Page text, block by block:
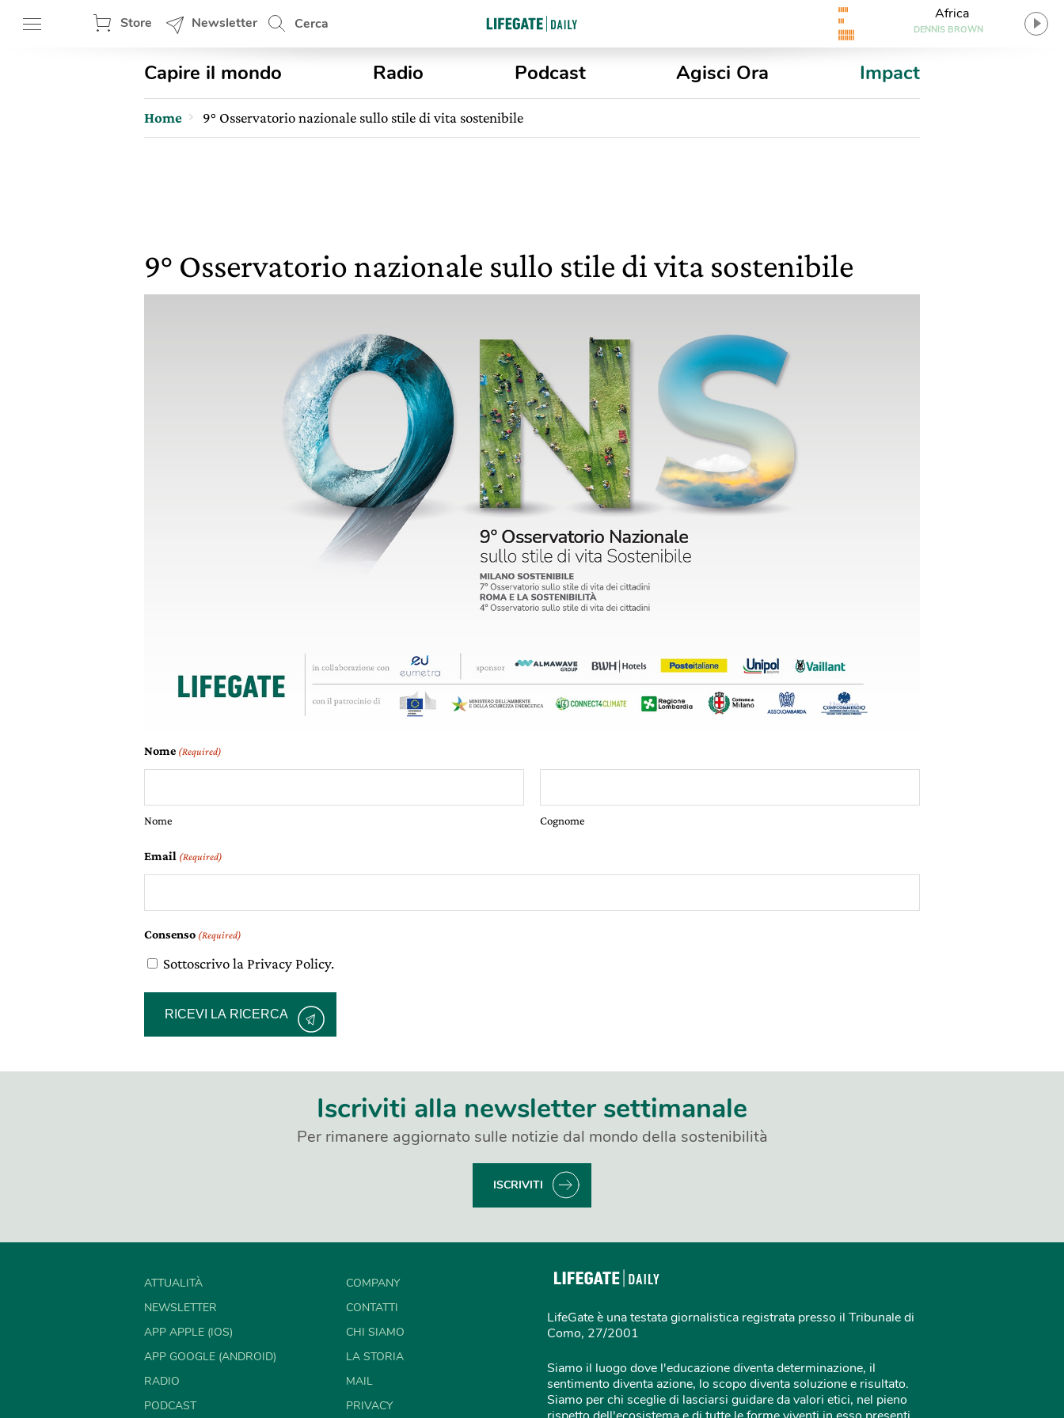
Store Newsletter Cerca
Africa
DENNIS BROWN
Capire il mondo Radio Podcast Agisci Ora Impact
Home 9° Osservatorio nazionale sullo stile di vita sostenibile
9° Osservatorio nazionale sullo stile di vita sostenibile
Nome (Required)
Nome Cognome
Email (Required)
Consenso (Required)
Sottoscrivo la Privacy Policy.
Iscriviti alla newsletter settimanale
Per rimanere aggiornato sulle notizie dal mondo della sostenibilità
ISCRIVITI
ATTUALITÀ
NEWSLETTER
APP APPLE (IOS)
APP GOOGLE (ANDROID)
RADIO
PODCAST
COMPANY
CONTATTI
CHI SIAMO
LA STORIA
MAIL
PRIVACY
LifeGate è una testata giornalistica registrata presso il Tribunale di
Como, 27/2001
Siamo il luogo dove l'educazione diventa determinazione, il
sentimento diventa azione, lo scopo diventa soluzione e risultato.
Siamo per chi sceglie di lasciarsi guidare da valori etici, nel pieno